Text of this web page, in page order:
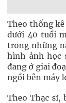
Theo thống
dưới 40 tuổi
trong những
hình ảnh học
đang ở giai
ngồi bên máy
Theo Thạc sĩ,